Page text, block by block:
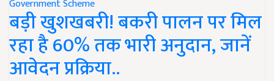
Government Scheme
बड़ी खुशखबरी! बकरी पालन पर मिल
रहा है 60% तक भारी अनुदान, जानें
आवेदन प्रक्रिया..